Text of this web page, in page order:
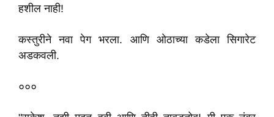
हशील नाही!
कस्तुरीने नवा पेग भरला. आणि ओठाच्या कडेला सिगारेट
अडकवली.
०००